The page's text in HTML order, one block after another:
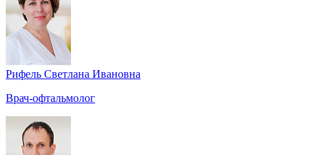
Рифель Светлана Ивановна
Врач-офтальмолог